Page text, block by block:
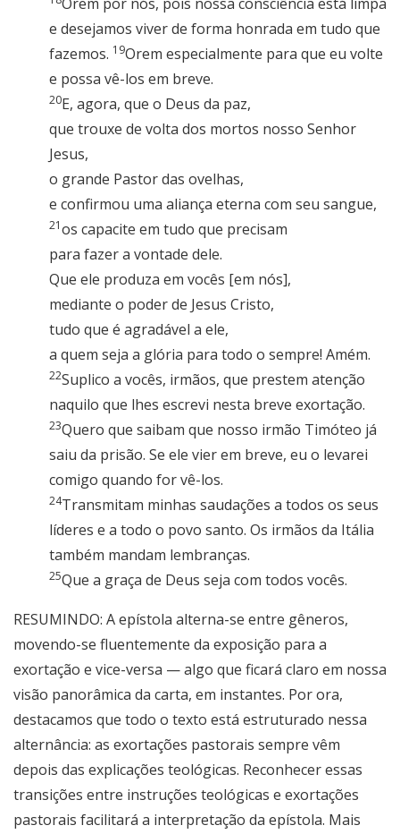
e desejamos viver de forma honrada em tudo que
fazemos. 19Orem especialmente para que eu volte
e possa vê-los em breve.
20E, agora, que o Deus da paz,
que trouxe de volta dos mortos nosso Senhor
Jesus,
o grande Pastor das ovelhas,
e confirmou uma aliança eterna com seu sangue,
21os capacite em tudo que precisam
para fazer a vontade dele.
Que ele produza em vocês [em nós],
mediante o poder de Jesus Cristo,
tudo que é agradável a ele,
a quem seja a glória para todo o sempre! Amém.
22Suplico a vocês, irmãos, que prestem atenção
naquilo que lhes escrevi nesta breve exortação.
23Quero que saibam que nosso irmão Timóteo já
saiu da prisão. Se ele vier em breve, eu o levarei
comigo quando for vê-los.
24Transmitam minhas saudações a todos os seus
líderes e a todo o povo santo. Os irmãos da Itália
também mandam lembranças.
25Que a graça de Deus seja com todos vocês.
RESUMINDO: A epístola alterna-se entre gêneros,
movendo-se fluentemente da exposição para a
exortação e vice-versa — algo que ficará claro em nossa
visão panorâmica da carta, em instantes. Por ora,
destacamos que todo o texto está estruturado nessa
alternância: as exortações pastorais sempre vêm
depois das explicações teológicas. Reconhecer essas
transições entre instruções teológicas e exortações
pastorais facilitará a interpretação da epístola. Mais